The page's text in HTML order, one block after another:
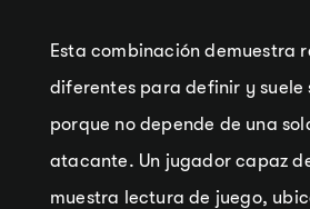
Esta combinación demuestra
diferentes para definir y suele
porque no depende de una
atacante. Un jugador capaz
muestra lectura de juego,